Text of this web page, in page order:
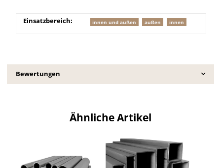
Produkteigenschaft
Wert
Einsatzbereich: innen und außen außen innen
Bewertungen
Ähnliche Artikel